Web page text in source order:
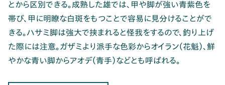
とから区別できる。成熟した雄では、甲や脚が強い青紫色を
帯び、甲に明瞭な白斑をもつことで容易に見分けることがで
きる。ハサミ脚は強大で挟まれると怪我をするので、釣り上げ
た際には注意。ガザミより派手な色彩からオイラン（花魁）、鮮
やかな青い脚からアオデ（青手）などとも呼ばれる。